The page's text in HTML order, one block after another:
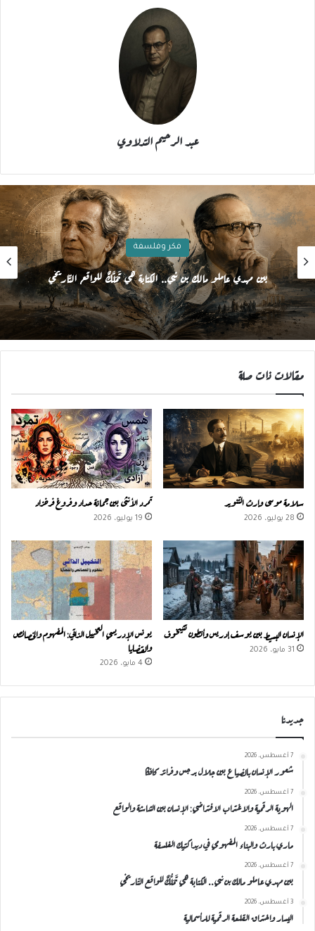
عبد الرحيم التدلاوي
فكر وفلسفة
اليسار واختراق القلعة الرقمية للرأسمالية
مقالات ذات صلة
سلامة موسى وإرث التّنوير
28 يوليو، 2026
تمرد الأنثى بين جمانة حداد وفروغ فرخزاد
19 يوليو، 2026
الإنسان البسيط بين يوسف إدريس وأنطون تشيخوف
31 مايو، 2026
يونس الإدريسي التخييل الذاتي: المفهوم والخصائص
والقضايا
4 مايو، 2026
جديدنا
7 أغسطس، 2026
شعور الإنسان بالضياع بين جلال برجس وفرانز كافكا
7 أغسطس، 2026
الهوية الرقمية والاغتراب الافتراضي: الإنسان بين الشاشة والواقع
7 أغسطس، 2026
ماري بارث والبناء المفهومي في ديداكتيك الفلسفة
7 أغسطس، 2026
بين مهدي عاملو مالك بن نبي.. الكتابة هي تَمَلُّكٌ للواقع التّاريخي
3 أغسطس، 2026
اليسار واختراق القلعة الرقمية للرأسمالية